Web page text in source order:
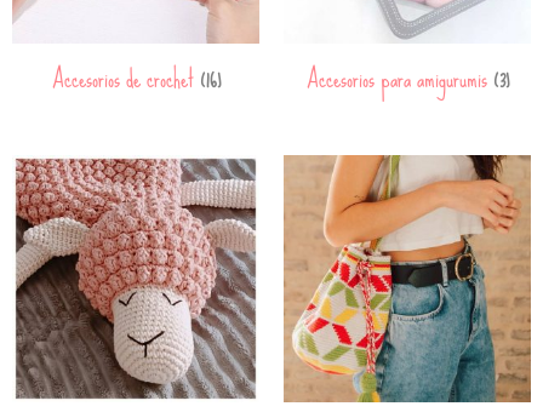
Accesorios de crochet(16) Accesorios para amigurumis(3)